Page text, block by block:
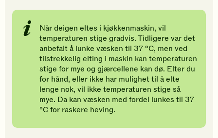
Når deigen eltes i kjøkkenmaskin, vil
temperaturen stige gradvis. Tidligere var det
anbefalt å lunke væsken til 37 °C, men ved
tilstrekkelig elting i maskin kan temperaturen
stige for mye og gjærcellene kan dø. Elter du
for hånd, eller ikke har mulighet til å elte
lenge nok, vil ikke temperaturen stige så
mye. Da kan væsken med fordel lunkes til 37
°C for raskere heving.